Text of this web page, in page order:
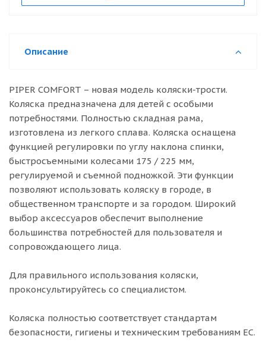
Описание
PIPER COMFORT – новая модель коляски-трости.
Коляска предназначена для детей с особыми
потребностями. Полностью складная рама,
изготовлена из легкого сплава. Коляска оснащена
функцией регулировки по углу наклона спинки,
быстросъемными колесами 175 / 225 мм,
регулируемой и съемной подножкой. Эти функции
позволяют использовать коляску в городе, в
общественном транспорте и за городом. Широкий
выбор аксессуаров обеспечит выполнение
большинства потребностей для пользователя и
сопровождающего лица.
Для правильного использования коляски,
проконсультируйтесь со специалистом.
Коляска полностью соответствует стандартам
безопасности, гигиены и техническим требованиям ЕС.